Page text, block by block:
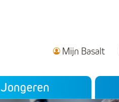
Mijn Basalt
Jongeren